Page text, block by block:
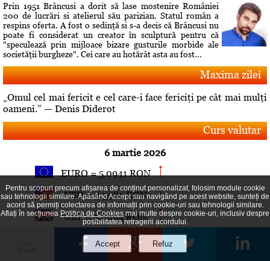
Prin 1951 Brâncusi a dorit să lase mostenire României
200 de lucrări si atelierul său parizian. Statul român a
respins oferta. A fost o sedinţă si s-a decis că Brâncusi nu
poate fi considerat un creator în sculptură pentru că
"speculează prin mijloace bizare gusturile morbide ale
societăţii burgheze". Cei care au hotărât asta au fost...
Maxima zilei
„Omul cel mai fericit e cel care-i face fericiţi pe cât mai mulţi
oameni.” — Denis Diderot
Curs valutar
6 martie 2026
EURO = 5.0941 RON
USD = 4.3981 RON
GBP = 5.8664 RON
Top articole
Pentru scopuri precum afișarea de conținut personalizat, folosim module cookie
sau tehnologii similare. Apăsând Accept sau navigând pe acest website, sunteți de
acord să permiți colectarea de informații prin cookie-uri sau tehnologii similare.
Aflați în secțiunea Politica de Cookies mai multe despre cookie-uri, inclusiv despre
posibilitatea retragerii acordului.